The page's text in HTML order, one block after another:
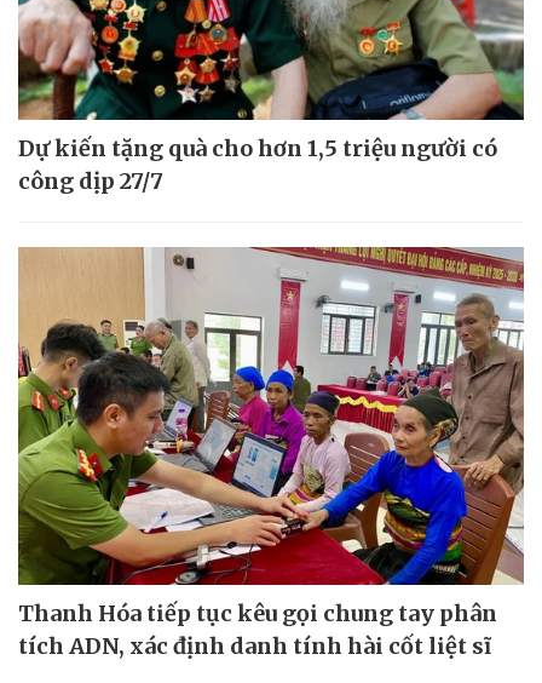
Dự kiến tặng quà cho hơn 1,5 triệu người có
công dịp 27/7
Thanh Hóa tiếp tục kêu gọi chung tay phân
tích ADN, xác định danh tính hài cốt liệt sĩ